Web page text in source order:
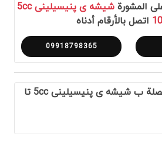
المشورة
شیشه ی پنیسیلینی 5cc
اتصل بالأرقام أدناه
09918798365
قائمة الملفات ذات الصلة ب شیشه ی پنیسیلینی 5cc تا